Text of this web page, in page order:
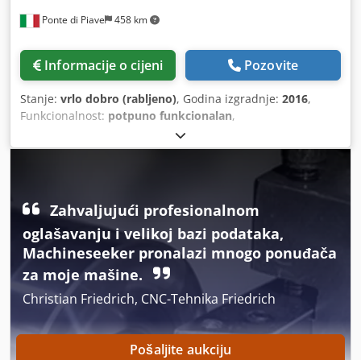
Ponte di Piave 458 km
Informacije o cijeni Pozovite
Stanje: vrlo dobro (rabljeno), Godina izgradnje: 2016,
Funkcionalnost: potpuno funkcionalan,
Zahvaljujući profesionalnom
oglašavanju i velikoj bazi podataka,
Machineseeker pronalazi mnogo ponuđača
za moje mašine.
Christian Friedrich, CNC-Tehnika Friedrich
Pošaljite aukciju